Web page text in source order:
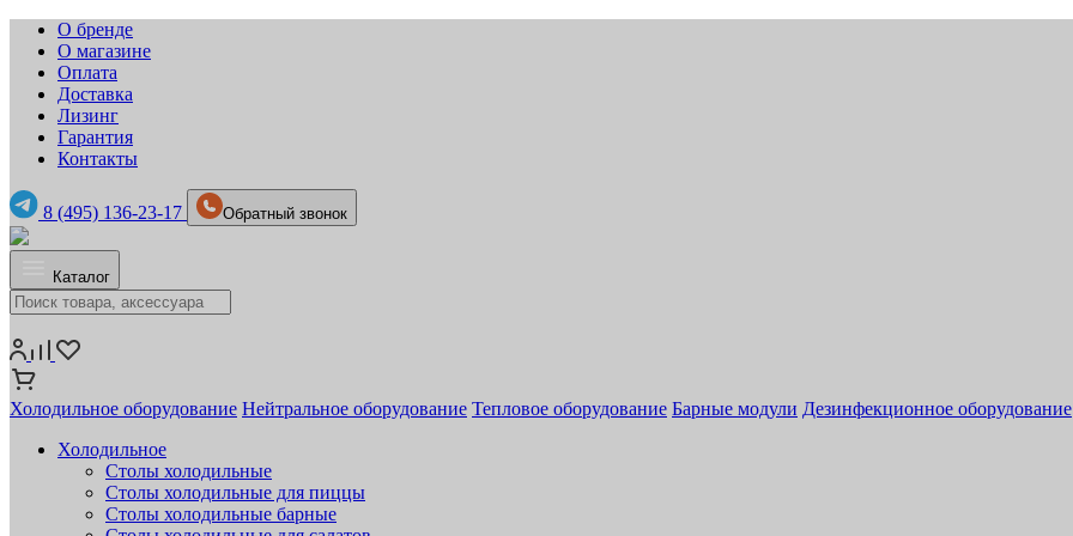
О бренде
О магазине
Оплата
Доставка
Лизинг
Гарантия
Контакты
8 (495) 136-23-17 Обратный звонок
Каталог
Холодильное оборудование Нейтральное оборудование Тепловое оборудование Барные модули Дезинфекционное оборудование
Холодильное
Столы холодильные
Столы холодильные для пиццы
Столы холодильные барные